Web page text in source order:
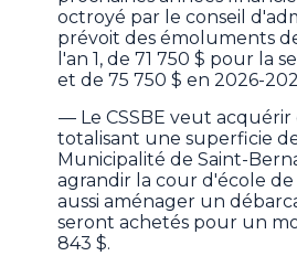
octroyé par le conseil
prévoit des émoluments
l'an 1, de 71 750 $ pour la
et de 75 750 $ en 2026-
— Le CSSBE veut acquérir
totalisant une superficie
Municipalité de Saint-
agrandir la cour d'école
aussi aménager un
seront achetés pour un
843 $.